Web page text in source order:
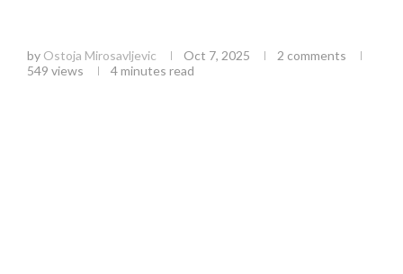
by Ostoja Mirosavljevic Oct 7, 2025
2 comments
549 views 4 minutes read